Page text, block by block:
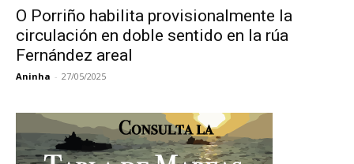
O Porriño habilita provisionalmente la
circulación en doble sentido en la rúa
Fernández areal
Aninha - 27/05/2025